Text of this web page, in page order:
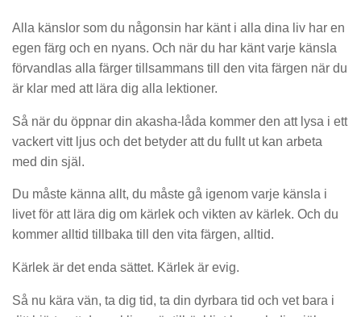
Alla känslor som du någonsin har känt i alla dina liv har en
egen färg och en nyans. Och när du har känt varje känsla
förvandlas alla färger tillsammans till den vita färgen när du
är klar med att lära dig alla lektioner.
Så när du öppnar din akasha-låda kommer den att lysa i ett
vackert vitt ljus och det betyder att du fullt ut kan arbeta
med din själ.
Du måste känna allt, du måste gå igenom varje känsla i
livet för att lära dig om kärlek och vikten av kärlek. Och du
kommer alltid tillbaka till den vita färgen, alltid.
Kärlek är det enda sättet. Kärlek är evig.
Så nu kära vän, ta dig tid, ta din dyrbara tid och vet bara i